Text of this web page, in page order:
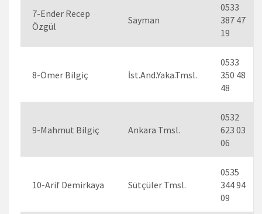
7-Ender Recep
Özgül
Sayman
0533
387 47
19
8-Ömer Bilgiç İst.And.Yaka.Tmsl.
0533
350 48
48
9-Mahmut Bilgiç Ankara Tmsl.
0532
623 03
06
10-Arif Demirkaya Sütçüler Tmsl.
0535
344 94
09